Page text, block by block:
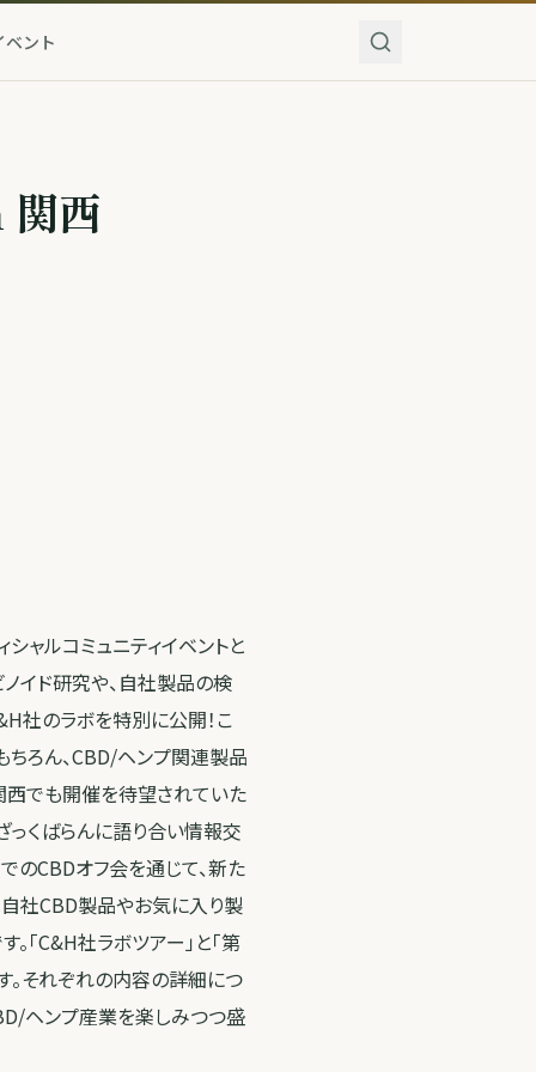
ベント
西
ャルコミュニティイベントと
イド研究や、自社製品の検
社のラボを特別に公開！こ
ろん、CBD/ヘンプ関連製品
西でも開催を待望されていた
くばらんに語り合い情報交
のCBDオフ会を通じて、新た
自社CBD製品やお気に入り製
「C&H社ラボツアー」と「第
。それぞれの内容の詳細につ
ヘンプ産業を楽しみつつ盛